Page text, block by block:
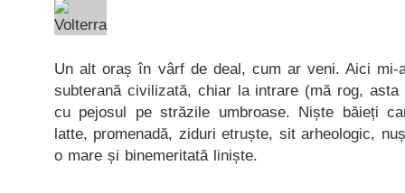
Un alt oraș în vârf de deal, cum ar veni. Aici mi-
subterană civilizată, chiar la intrare (mă rog,
cu pejosul pe străzile umbroase. Niște băieți
latte, promenadă, ziduri etruște, sit arheologic,
o mare și binemeritată liniște.